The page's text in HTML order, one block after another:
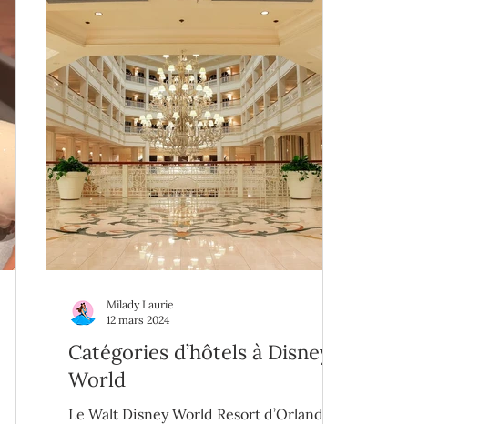
Catégories d’hôtels à Disney
World
Le Walt Disney World Resort d’Orlando
Milady Laurie
12 mars 2024